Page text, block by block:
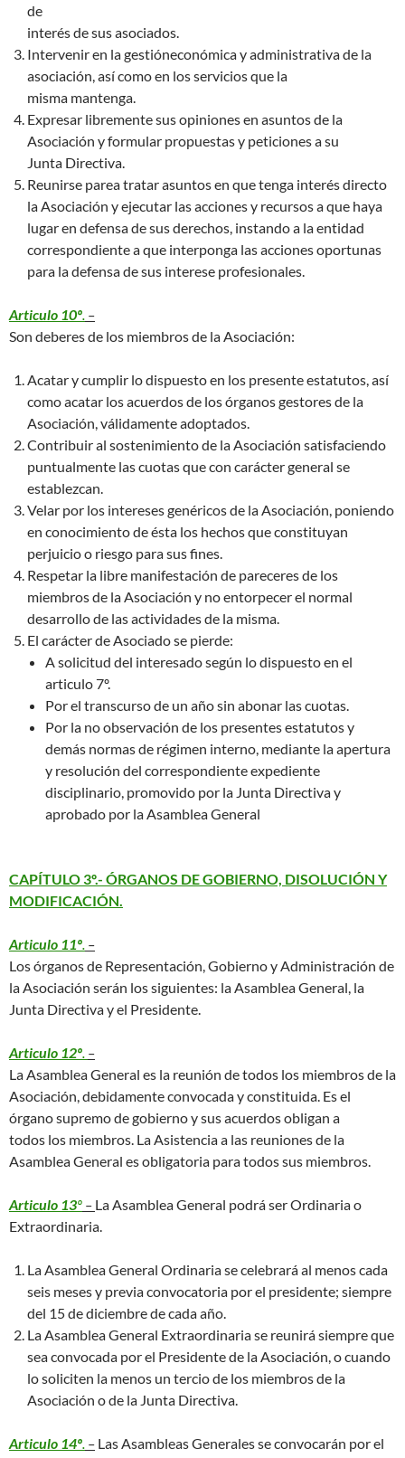
de
interés de sus asociados.
Intervenir en la gestióneconómica y administrativa de la
asociación, así como en los servicios que la
misma mantenga.
Expresar libremente sus opiniones en asuntos de la
Asociación y formular propuestas y peticiones a su
Junta Directiva.
Reunirse parea tratar asuntos en que tenga interés directo
la Asociación y ejecutar las acciones y recursos a que haya
lugar en defensa de sus derechos, instando a la entidad
correspondiente a que interponga las acciones oportunas
para la defensa de sus interese profesionales.
Articulo 10º. –
Son deberes de los miembros de la Asociación:
Acatar y cumplir lo dispuesto en los presente estatutos, así
como acatar los acuerdos de los órganos gestores de la
Asociación, válidamente adoptados.
Contribuir al sostenimiento de la Asociación satisfaciendo
puntualmente las cuotas que con carácter general se
establezcan.
Velar por los intereses genéricos de la Asociación, poniendo
en conocimiento de ésta los hechos que constituyan
perjuicio o riesgo para sus fines.
Respetar la libre manifestación de pareceres de los
miembros de la Asociación y no entorpecer el normal
desarrollo de las actividades de la misma.
El carácter de Asociado se pierde:
A solicitud del interesado según lo dispuesto en el
articulo 7º.
Por el transcurso de un año sin abonar las cuotas.
Por la no observación de los presentes estatutos y
demás normas de régimen interno, mediante la apertura
y resolución del correspondiente expediente
disciplinario, promovido por la Junta Directiva y
aprobado por la Asamblea General
CAPÍTULO 3º.- ÓRGANOS DE GOBIERNO, DISOLUCIÓN Y
MODIFICACIÓN.
Articulo 11º. –
Los órganos de Representación, Gobierno y Administración de
la Asociación serán los siguientes: la Asamblea General, la
Junta Directiva y el Presidente.
Articulo 12º. –
La Asamblea General es la reunión de todos los miembros de la
Asociación, debidamente convocada y constituida. Es el
órgano supremo de gobierno y sus acuerdos obligan a
todos los miembros. La Asistencia a las reuniones de la
Asamblea General es obligatoria para todos sus miembros.
Articulo 13º – La Asamblea General podrá ser Ordinaria o
Extraordinaria.
La Asamblea General Ordinaria se celebrará al menos cada
seis meses y previa convocatoria por el presidente; siempre
del 15 de diciembre de cada año.
La Asamblea General Extraordinaria se reunirá siempre que
sea convocada por el Presidente de la Asociación, o cuando
lo soliciten la menos un tercio de los miembros de la
Asociación o de la Junta Directiva.
Articulo 14º. – Las Asambleas Generales se convocarán por el